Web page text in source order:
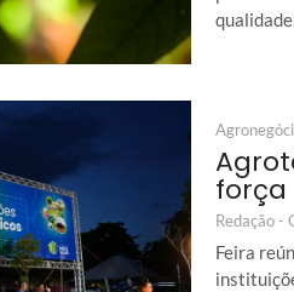
força
Redação -
Feira